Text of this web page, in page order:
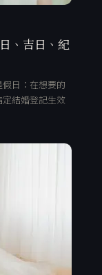
、吉日、紀
日：在想要的
結婚登記生效